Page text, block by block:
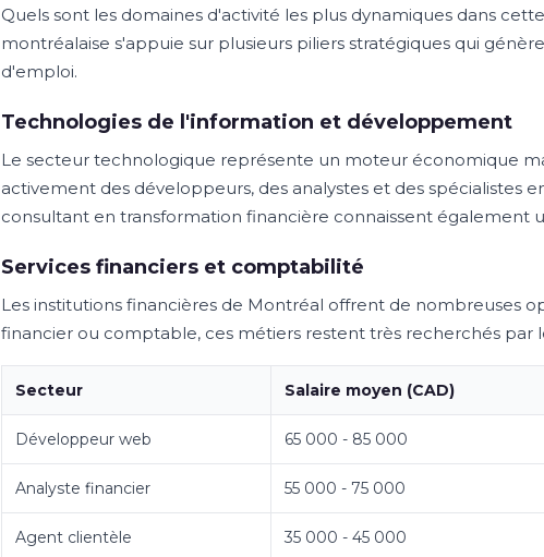
Quels sont les domaines d'activité les plus dynamiques dans
montréalaise s'appuie sur plusieurs piliers stratégiques qui
d'emploi.
Technologies de l'information et développement
Le secteur technologique représente un moteur économique
activement des développeurs, des analystes et des spécialistes
consultant en transformation financière connaissent également
Services financiers et comptabilité
Les institutions financières de Montréal offrent de nombreuses
financier ou comptable, ces métiers restent très recherchés par
Secteur Salaire moyen (CAD)
Développeur web 65 000 - 85 000
Analyste financier 55 000 - 75 000
Agent clientèle 35 000 - 45 000